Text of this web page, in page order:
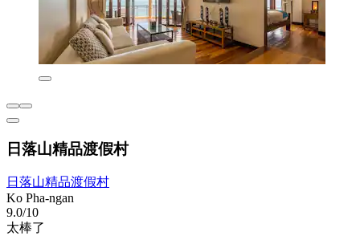
日落山精品渡假村
日落山精品渡假村
Ko Pha-ngan
9.0/10
太棒了